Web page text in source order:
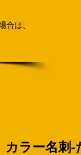
合は、
カラー名刺-